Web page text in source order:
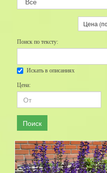
Цена
Поиск по тексту:
Искать в описаниях
Цена:
Поиск